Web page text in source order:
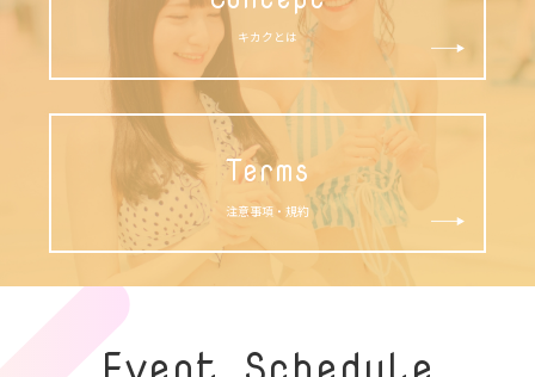
キカクとは
Terms
注意事項・規約